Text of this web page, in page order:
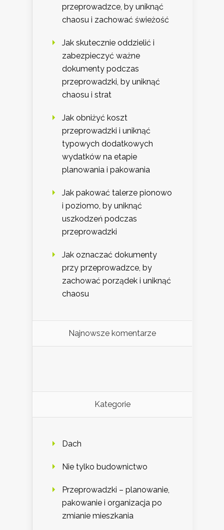
przeprowadzce, by uniknąć
chaosu i zachować świeżość
Jak skutecznie oddzielić i
zabezpieczyć ważne
dokumenty podczas
przeprowadzki, by uniknąć
chaosu i strat
Jak obniżyć koszt
przeprowadzki i uniknąć
typowych dodatkowych
wydatków na etapie
planowania i pakowania
Jak pakować talerze pionowo
i poziomo, by uniknąć
uszkodzeń podczas
przeprowadzki
Jak oznaczać dokumenty
przy przeprowadzce, by
zachować porządek i uniknąć
chaosu
Najnowsze komentarze
Kategorie
Dach
Nie tylko budownictwo
Przeprowadzki – planowanie,
pakowanie i organizacja po
zmianie mieszkania